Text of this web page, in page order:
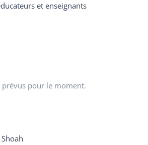
et enseignants
prévus pour le moment.